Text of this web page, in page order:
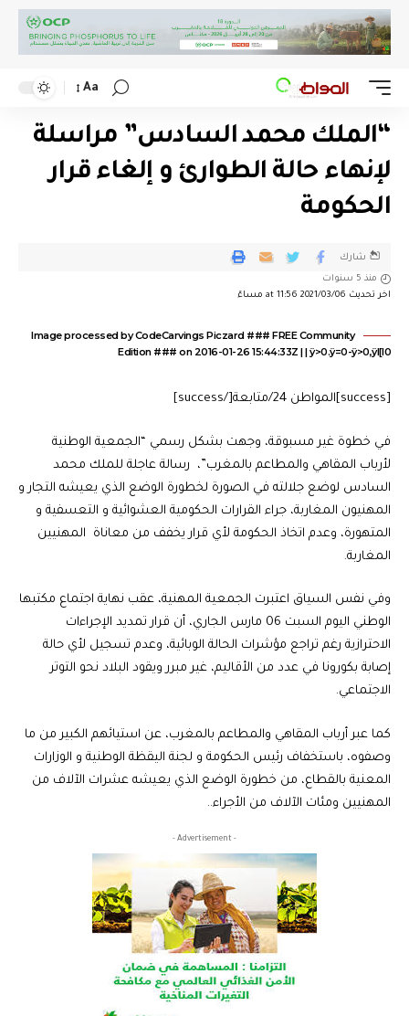
Aa
“الملك محمد السادس” مراسلة
لإنهاء حالة الطوارئ و إلغاء قرار
الحكومة
اخر تحديث 2021/03/06 at 11:56 مساءً
منذ 5 سنوات
شارك
Image processed by CodeCarvings Piczard ### FREE Community
Edition ### on 2016-01-26 15:44:33Z | | ÿ>0.ÿ=0-ÿ>0,ÿl[I0
[success]المواطن 24/متابعة[/success]
في خطوة غير مسبوقة، وجهت بشكل رسمي “الجمعية الوطنية
لأرباب المقاهي والمطاعم بالمغرب”، رسالة عاجلة للملك محمد
السادس لوضع جلالته في الصورة لخطورة الوضع الذي يعيشه التجار و
المهنيون المغاربة، جراء القرارات الحكومية العشوائية و التعسفية و
المتهورة، وعدم اتخاذ الحكومة لأي قرار يخفف من معاناة المهنيين
المغاربة.
وفي نفس السياق اعتبرت الجمعية المهنية، عقب نهاية اجتماع مكتبها
الوطني اليوم السبت 06 مارس الجاري، أن قرار تمديد الإجراءات
الاحترازية رغم تراجع مؤشرات الحالة الوبائية، وعدم تسجيل لأي حالة
إصابة بكورونا في عدد من الأقاليم، غير مبرر ويقود البلاد نحو التوتر
الاجتماعي.
كما عبر أرباب المقاهي والمطاعم بالمغرب، عن استيائهم الكبير من ما
وصفوه، باستخفاف رئيس الحكومة و لجنة اليقظة الوطنية و الوزارات
المعنية بالقطاع، من خطورة الوضع الذي يعيشه عشرات الآلاف من
المهنيين ومئات الآلاف من الأجراء..
- Advertisement -